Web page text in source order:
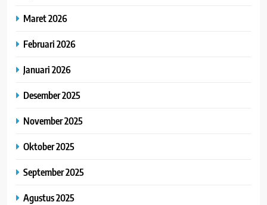
Maret 2026
Februari 2026
Januari 2026
Desember 2025
November 2025
Oktober 2025
September 2025
Agustus 2025